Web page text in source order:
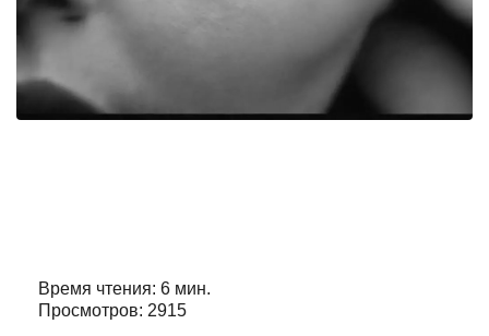
Время чтения: 6 мин.
Просмотров: 2915